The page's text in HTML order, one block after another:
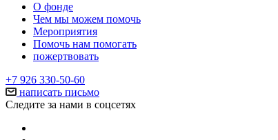
О фонде
Чем мы можем помочь
Мероприятия
Помочь нам помогать
пожертвовать
+7 926 330-50-60
написать письмо
Следите за нами в соцсетях